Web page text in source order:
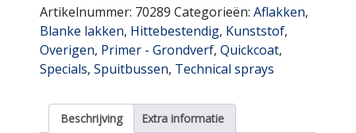
Artikelnummer: 70289 Categorieën: Aflakken,
Blanke lakken, Hittebestendig, Kunststof,
Overigen, Primer - Grondverf, Quickcoat,
Specials, Spuitbussen, Technical sprays
Beschrijving Extra informatie